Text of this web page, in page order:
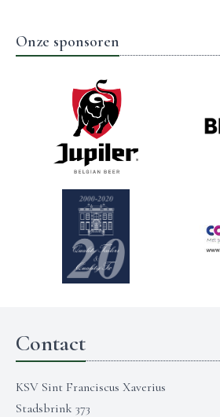
Onze sponsoren
Contact
KSV Sint Franciscus Xaverius
Stadsbrink 373